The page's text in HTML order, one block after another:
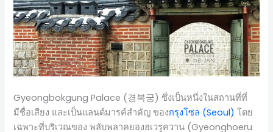
Gyeongbokgung Palace (경복궁) ซึ่งเป็นหนึ่งในสถานที่ที่
มีชื่อเสียง และเป็นแลนด์มารค์สำคัญ ของกรุงโซล (Seoul) โดย
เฉพาะที่บริเวณของ พลับพลาคยองฮเวรูควาน (Gyeonghoeru